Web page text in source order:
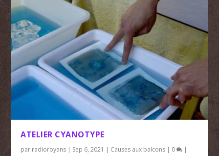
ATELIER CYANOTYPE
par radioroyans | Sep 6, 2021 | Causes aux balcons | 0 |